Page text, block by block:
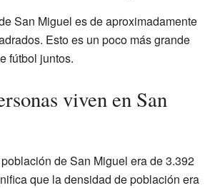
San Miguel es de aproximadamente
Esto es un poco más grande
fútbol juntos.
viven en San
de San Miguel era de 3.392
que la densidad de población era